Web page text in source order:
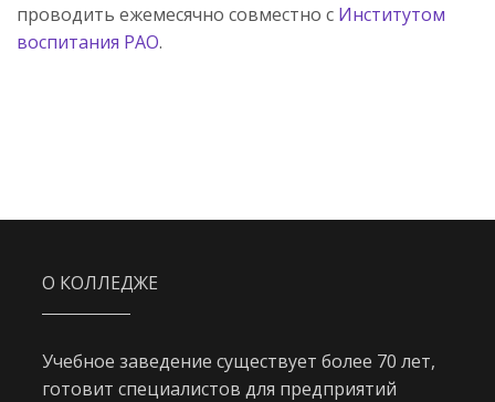
проводить ежемесячно совместно с Институтом
воспитания РАО.
О КОЛЛЕДЖЕ
Учебное заведение существует более 70 лет,
готовит специалистов для предприятий